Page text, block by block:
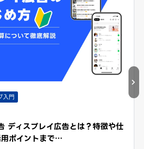
入門
ディスプレイ広告とは？特徴や仕
ポイントまで…